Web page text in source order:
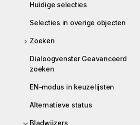
Huidige selecties
Selecties in overige objecten
Zoeken
Dialoogvenster Geavanceerd
zoeken
EN-modus in keuzelijsten
Alternatieve status
Bladwijzers